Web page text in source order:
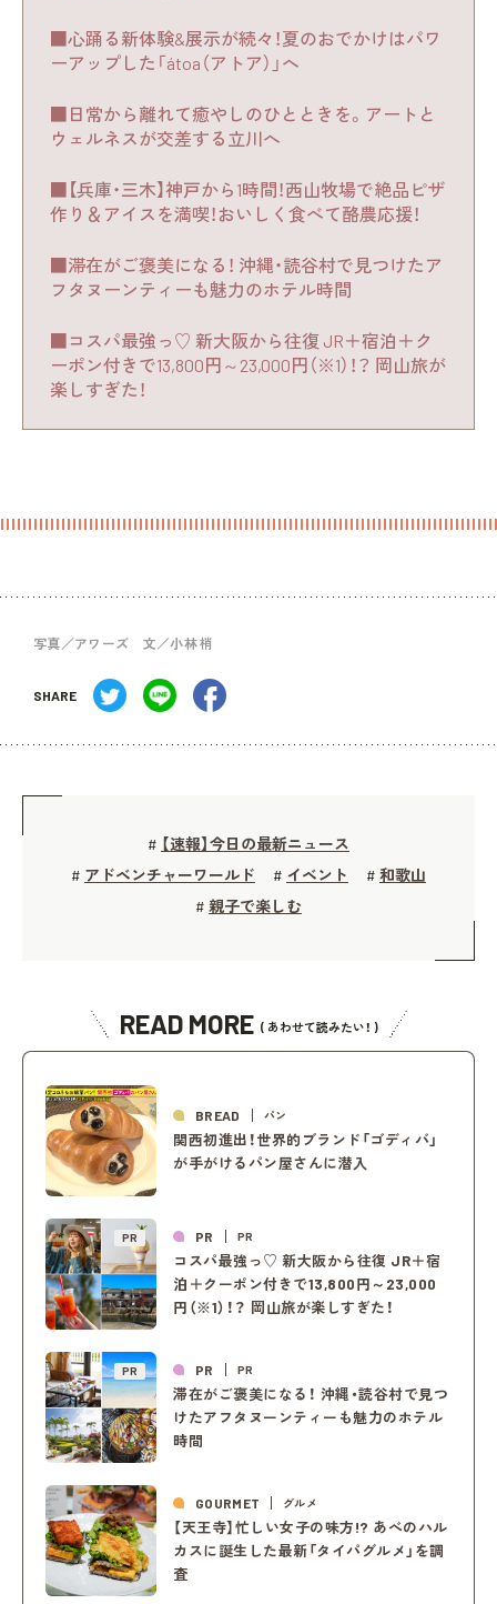
■心踊る新体験&展示が続々！夏のおでかけはパワ
ーアップした「átoa（アトア）」へ
■日常から離れて癒やしのひとときを。アートと
ウェルネスが交差する立川へ
■【兵庫・三木】神戸から1時間！西山牧場で絶品ピザ
作り＆アイスを満喫！おいしく食べて酪農応援！
■滞在がご褒美になる！ 沖縄・読谷村で見つけたア
フタヌーンティーも魅力のホテル時間
■コスパ最強っ♡ 新大阪から往復 JR＋宿泊＋ク
ーポン付きで13,800円～23,000円（※1）！？ 岡山旅が
楽しすぎた！
写真／アワーズ 文／小林 梢
SHARE
# 【速報】今日の最新ニュース
# アドベンチャーワールド # イベント # 和歌山
# 親子で楽しむ
READ MORE ( あわせて読みたい！ )
BREAD パン
関西初進出！世界的ブランド「ゴディバ」
が手がけるパン屋さんに潜入
PR PR PR
コスパ最強っ♡ 新大阪から往復 JR＋宿
泊＋クーポン付きで13,800円～23,000
円（※1）！？ 岡山旅が楽しすぎた！
PR PR PR
滞在がご褒美になる！ 沖縄・読谷村で見つ
けたアフタヌーンティーも魅力のホテル
時間
GOURMET グルメ
【天王寺】忙しい女子の味方!? あべのハル
カスに誕生した最新「タイパグルメ」を調
査